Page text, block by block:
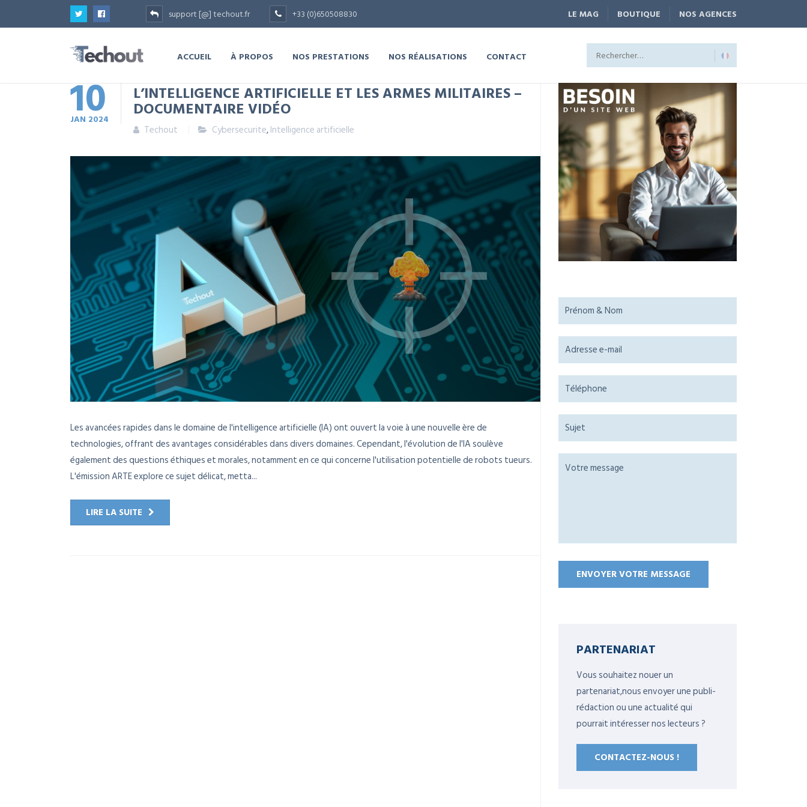
support [@] techout.fr +33 (0)650508830 LE MAG BOUTIQUE NOS AGENCES
ACCUEIL À PROPOS NOS PRESTATIONS NOS RÉALISATIONS CONTACT
10
JAN 2024
L’INTELLIGENCE ARTIFICIELLE ET LES ARMES MILITAIRES –
DOCUMENTAIRE VIDÉO
Techout Cybersecurite,Intelligence artificielle
Les avancées rapides dans le domaine de l'intelligence artificielle (IA) ont ouvert la voie à une nouvelle ère de
technologies, offrant des avantages considérables dans divers domaines. Cependant, l'évolution de l'IA soulève
également des questions éthiques et morales, notamment en ce qui concerne l'utilisation potentielle de robots tueurs.
L'émission ARTE explore ce sujet délicat, metta...
LIRE LA SUITE
PARTENARIAT
Vous souhaitez nouer un
partenariat,nous envoyer une publi-
rédaction ou une actualité qui
pourrait intéresser nos lecteurs ?
CONTACTEZ-NOUS !